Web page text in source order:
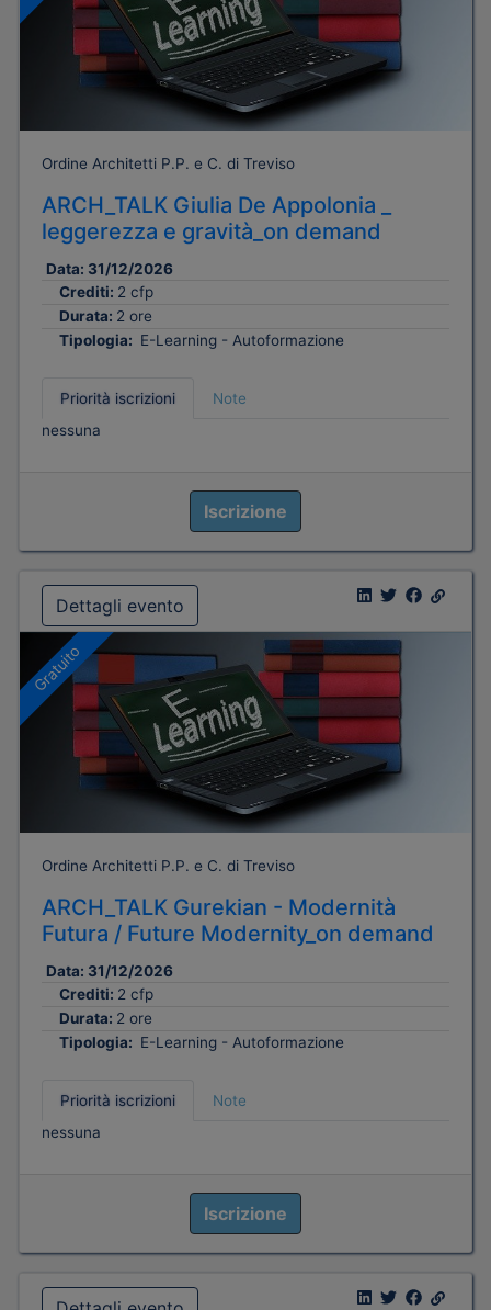
Ordine Architetti P.P. e C. di Treviso
ARCH_TALK Giulia De Appolonia _
leggerezza e gravità_on demand
Data: 31/12/2026
Crediti: 2 cfp
Durata: 2 ore
Tipologia: E-Learning - Autoformazione
Priorità iscrizioni
Note
nessuna
Iscrizione
Dettagli evento
Gratuito
Ordine Architetti P.P. e C. di Treviso
ARCH_TALK Gurekian - Modernità
Futura / Future Modernity_on demand
Data: 31/12/2026
Crediti: 2 cfp
Durata: 2 ore
Tipologia: E-Learning - Autoformazione
Priorità iscrizioni
Note
nessuna
Iscrizione